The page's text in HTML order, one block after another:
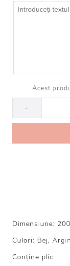
Acest
-
Dimensiune:
Culori: Bej,
Conține plic